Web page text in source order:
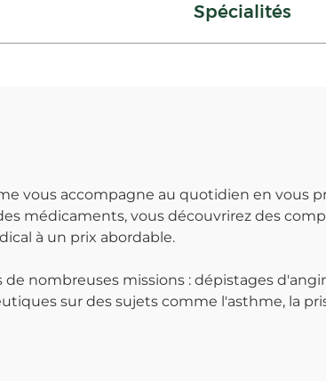
Spécialités
vous accompagne au quotidien en vous
médicaments, vous découvrirez des
à un prix abordable.
nombreuses missions : dépistages
sur des sujets comme l'asthme, la